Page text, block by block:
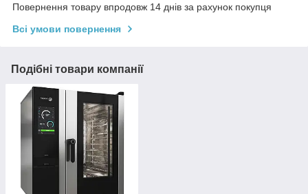
Повернення товару впродовж 14 днів за рахунок покупця
Всі умови повернення
Подібні товари компанії